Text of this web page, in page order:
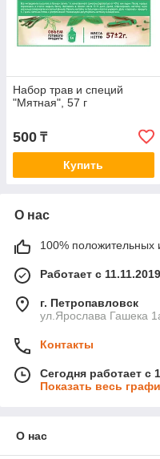
Набор трав и специй
"Мятная", 57 г
500 ₸
Купить
О нас
100% положительных
Работает с 11.11.2019
г. Петропавловск
ул.Ярослава Гашека
Контакты
Сегодня работает с
Показать весь
О нас